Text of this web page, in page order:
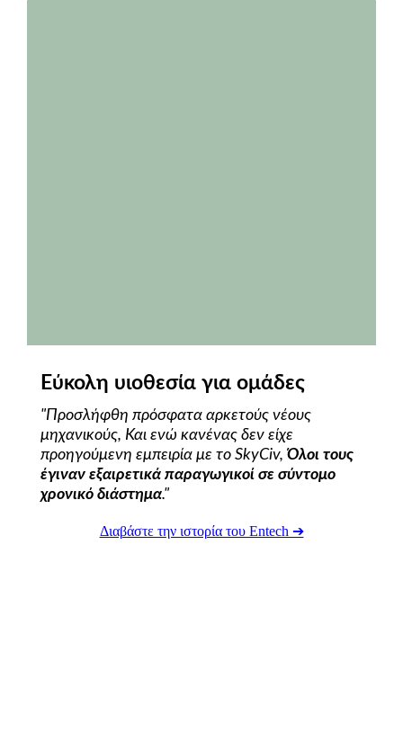
Εύκολη υιοθεσία για ομάδες
"Προσλήφθη πρόσφατα αρκετούς νέους
μηχανικούς, Και ενώ κανένας δεν είχε
προηγούμενη εμπειρία με το SkyCiv,Όλοι τους
έγιναν εξαιρετικά παραγωγικοί σε σύντομο
χρονικό διάστημα."
Διαβάστε την ιστορία του Entech ➔